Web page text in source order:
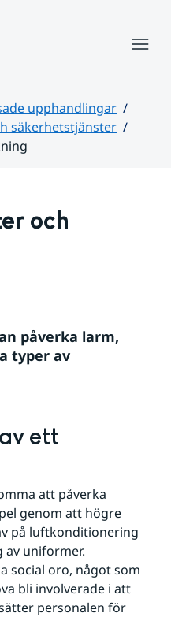
upphandlingar
säkerhetstjänster
och
påverka larm,
typer av
ett
att påverka
genom att högre
på luftkonditionering
av uniformer.
social oro, något som
bli involverade i att
personalen för